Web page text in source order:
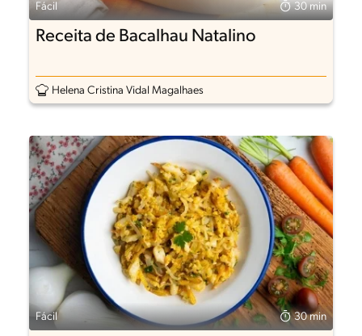
Fácil 30 min
Receita de Bacalhau Natalino
Helena Cristina Vidal Magalhaes
Fácil 30 min